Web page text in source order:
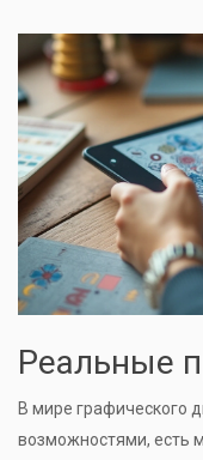
Реальные
В мире графического
возможностями, есть